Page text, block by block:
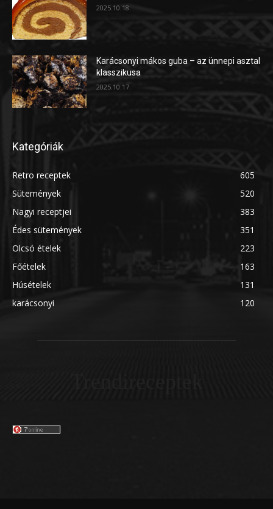
2025.10.18.
Karácsonyi mákos guba – az ünnepi asztal
klasszikusa
2025.10.17.
Kategóriák
Retro receptek
605
Sütemények
520
Nagyi receptjei
383
Édes sütemények
351
Olcsó ételek
223
Főételek
163
Húsételek
131
karácsonyi
120